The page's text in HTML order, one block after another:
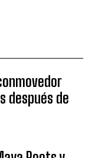
después de